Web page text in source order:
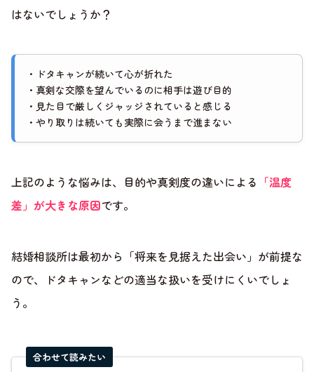
はないでしょうか？
・ドタキャンが続いて心が折れた
・真剣な交際を望んでいるのに相手は遊び目的
・見た目で厳しくジャッジされていると感じる
・やり取りは続いても実際に会うまで進まない
上記のような悩みは、目的や真剣度の違いによる 「温度
差」が大きな原因です。
結婚相談所は最初から「将来を見据えた出会い」が前提な
ので、ドタキャンなどの適当な扱いを受けにくいでしょ
う。
合わせて読みたい